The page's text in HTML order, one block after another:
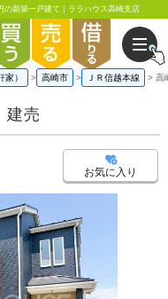
新築一戸建て｜ララハウス高崎支店
） 高崎市 ＪＲ信越本線 高
建売
お気に入り